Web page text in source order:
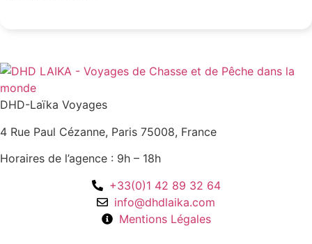
DHD-Laïka Voyages
4 Rue Paul Cézanne, Paris 75008, France
Horaires de l’agence : 9h – 18h
+33(0)1 42 89 32 64
info@dhdlaika.com
Mentions Légales